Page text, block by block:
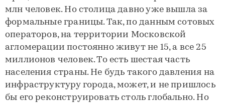
млн человек. Но столица давно уже вышла за
формальные границы. Так, по данным сотовых
операторов, на территории Московской
агломерации постоянно живут не 15, а все 25
миллионов человек. То есть шестая часть
населения страны. Не будь такого давления на
инфраструктуру города, может, и не пришлось
бы его реконструировать столь глобально. Но